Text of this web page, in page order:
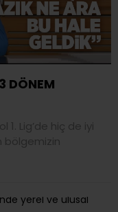
DÖNEM
Lig’de hiç de iyi
bölgemizin